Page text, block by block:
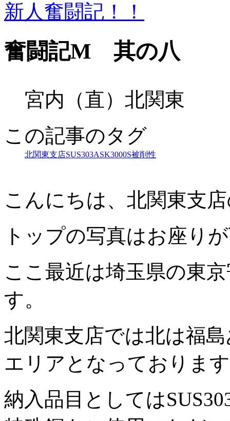
新人奮闘記！！
奮闘記M 其の八
宮内（直）北関東
この記事のタグ
北関東支店SUS303ASK3000S被削性
こんにちは、北関東支
トップの写真はお座り
ここ最近は埼玉県の東
す。
北関東支店では北は福
エリアとなっておりま
納入品目としては